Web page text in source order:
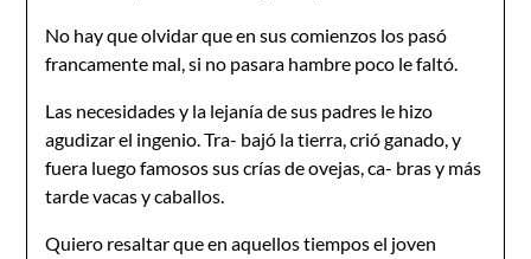
No hay que olvidar que en sus comienzos los pasó
francamente mal, si no pasara hambre poco le faltó.
Las necesidades y la lejanía de sus padres le hizo
agudizar el ingenio. Tra- bajó la tierra, crió ganado, y
fuera luego famosos sus crías de ovejas, ca- bras y más
tarde vacas y caballos.
Quiero resaltar que en aquellos tiempos el joven